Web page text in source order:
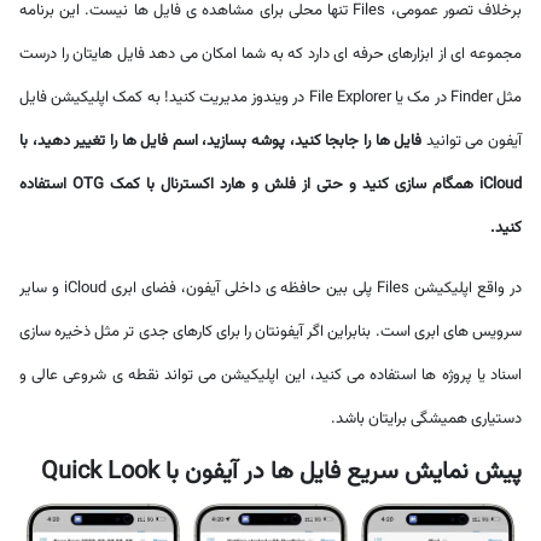
برخلاف تصور عمومی، Files تنها محلی برای مشاهده ی فایل ها نیست. این برنامه
مجموعه ای از ابزارهای حرفه ای دارد که به شما امکان می دهد فایل هایتان را درست
مثل Finder در مک یا File Explorer در ویندوز مدیریت کنید! به کمک اپلیکیشن فایل
آیفون می توانید فایل ها را جابجا کنید، پوشه بسازید، اسم فایل ها را تغییر دهید، با
iCloud همگام سازی کنید و حتی از فلش و هارد اکسترنال با کمک OTG استفاده
کنید.
در واقع اپلیکیشن Files پلی بین حافظه ی داخلی آیفون، فضای ابری iCloud و سایر
سرویس های ابری است. بنابراین اگر آیفونتان را برای کارهای جدی تر مثل ذخیره سازی
اسناد یا پروژه ها استفاده می کنید، این اپلیکیشن می تواند نقطه ی شروعی عالی و
دستیاری همیشگی برایتان باشد.
پیش نمایش سریع فایل ها در آیفون با Quick Look